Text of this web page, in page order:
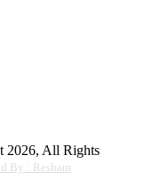
2026, All Rights
By : Resham